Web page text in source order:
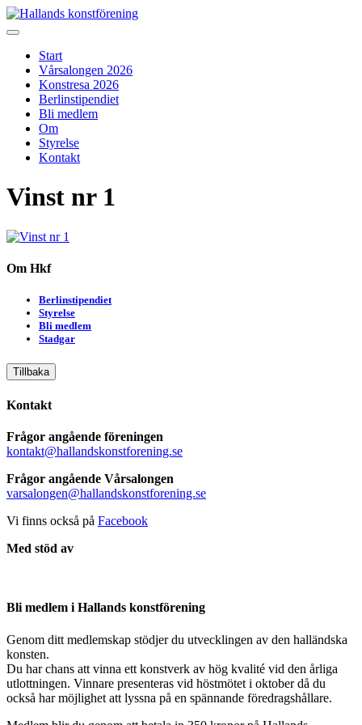
Skip
to
Start
Vårsalongen 2026
Konstresa 2026
Berlinstipendiet
Bli medlem
Om
Styrelse
Kontakt
Vinst nr 1
Om Hkf
Berlinstipendiet
Styrelse
Bli medlem
Stadgar
Tillbaka
Kontakt
Frågor angående föreningen
kontakt@hallandskonstforening.se
Frågor angående Vårsalongen
varsalongen@hallandskonstforening.se
Vi finns också på Facebook
Med stöd av
Bli medlem i Hallands konstförening
Genom ditt medlemskap stödjer du utvecklingen av den halländska
konsten.
Du har chans att vinna ett konstverk av hög kvalité vid den årliga
utlottningen. Vinnare presenteras vid höstmötet i oktober då du
också har möjlighet att lyssna på en spännande föredragshållare.